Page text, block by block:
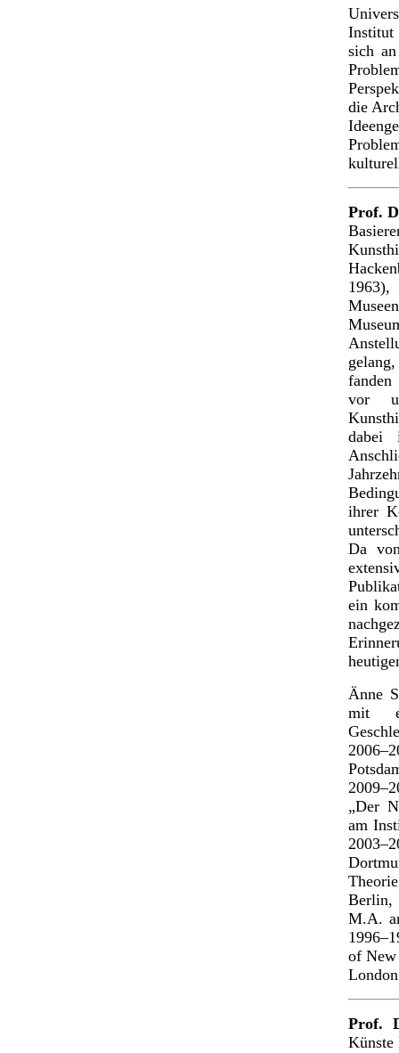
Institut
sich
die
Prof.
vor
dabei
ihrer
Da
ein
Änne
mit
„Der
am
Berlin,
M.A.
of New
Prof.
Künste